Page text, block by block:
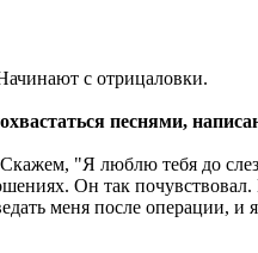
с отрицаловки.
песнями,
"Я люблю тебя до
Он так
меня после операции, и